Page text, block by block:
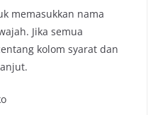
memasukkan nama
Jika semua
kolom syarat dan